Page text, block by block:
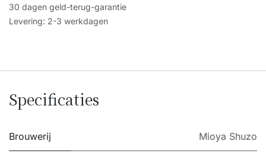
30 dagen geld-terug-garantie
Levering: 2-3 werkdagen
Specificaties
Brouwerij Mioya Shuzo